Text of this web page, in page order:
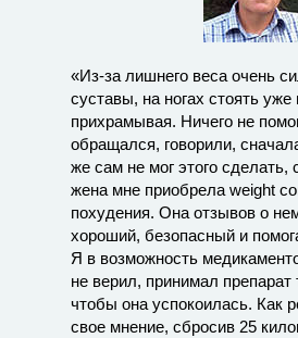
«Из-за лишнего веса очень
суставы, на ногах стоять уже
прихрамывая. Ничего не
обращался, говорили,
же сам не мог этого сделать,
жена мне приобрела weight
похудения. Она отзывов о
хороший, безопасный и
Я в возможность
не верил, принимал препарат
чтобы она успокоилась. Как
свое мнение, сбросив 25